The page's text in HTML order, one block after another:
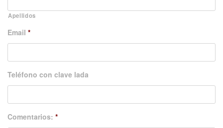
Apellidos
Email *
Teléfono con clave lada
Comentarios: *